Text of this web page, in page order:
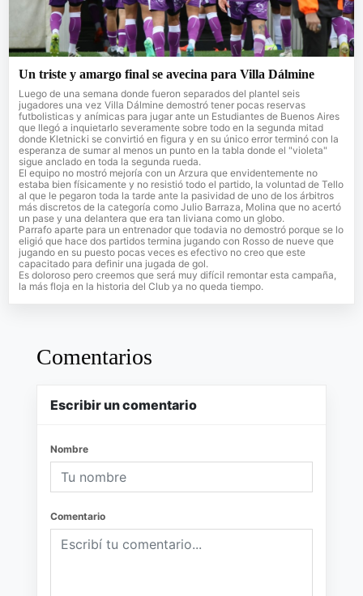
Un triste y amargo final se avecina para Villa Dálmine
Luego de una semana donde fueron separados del plantel seis
jugadores una vez Villa Dálmine demostró tener pocas reservas
futbolisticas y anímicas para jugar ante un Estudiantes de Buenos Aires
que llegó a inquietarlo severamente sobre todo en la segunda mitad
donde Kletnicki se convirtió en figura y en su único error terminó con la
esperanza de sumar al menos un punto en la tabla donde el "violeta"
sigue anclado en toda la segunda rueda.
El equipo no mostró mejoría con un Arzura que envidentemente no
estaba bien físicamente y no resistió todo el partido, la voluntad de Tello
al que le pegaron toda la tarde ante la pasividad de uno de los árbitros
más discretos de la categoría como Julio Barraza, Molina que no acertó
un pase y una delantera que era tan liviana como un globo.
Parrafo aparte para un entrenador que todavia no demostró porque se lo
eligió que hace dos partidos termina jugando con Rosso de nueve que
jugando en su puesto pocas veces es efectivo no creo que este
capacitado para definir una jugada de gol.
Es doloroso pero creemos que será muy difícil remontar esta campaña,
la más floja en la historia del Club ya no queda tiempo.
Comentarios
Escribir un comentario
Nombre
Comentario